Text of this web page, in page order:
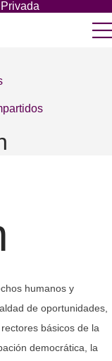
humanos y
de oportunidades,
básicos de la
democrática, la